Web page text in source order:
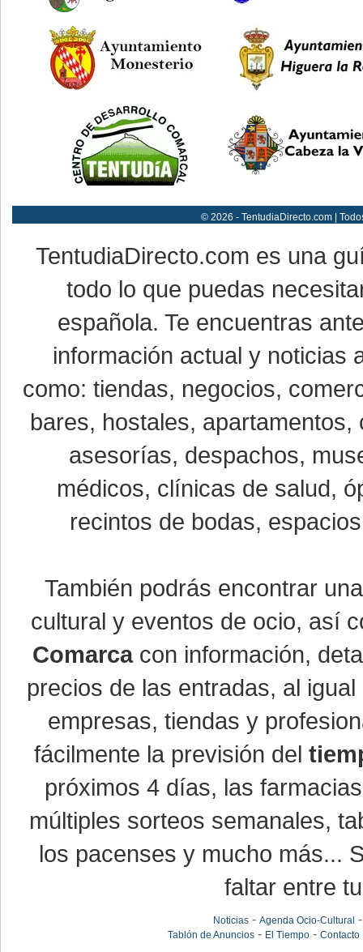
© 2026 - TentudiaDirecto.com |
TentudiaDirecto.com es una
todo lo que puedas
española. Te encuentras
información actual y noticias
como: tiendas, negocios,
bares, hostales,
asesorías, despachos,
médicos, clínicas de salud,
recintos de bodas,
También podrás encontrar
cultural y eventos de ocio, así
Comarcacon información,
precios de las entradas, al
empresas, tiendas y
fácilmente la previsión del
próximos 4 días, las
múltiples sorteos semanales,
los pacenses y mucho más...
faltar entre
Noticias -Agenda Ocio-Cultural
Tablón de Anuncios - El Tiempo -Contacto